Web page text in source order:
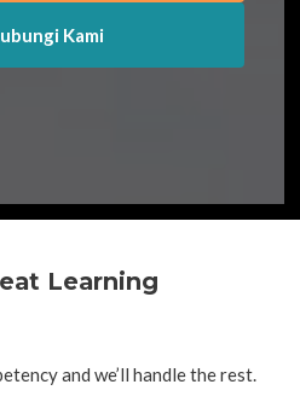
Kami
Learning
and we’ll handle the rest.